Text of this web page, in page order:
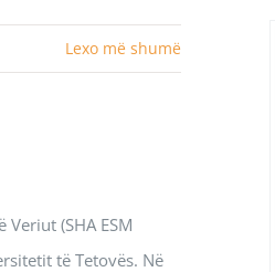
Lexo më shumë
(SHA ESM
të Tetovës. Në